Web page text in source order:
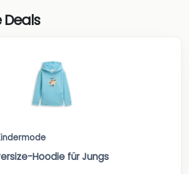
Hoodie für Jungs